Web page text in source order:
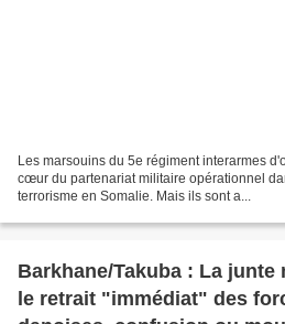
Les marsouins du 5e régiment interarmes
cœur du partenariat militaire opérationnel
terrorisme en Somalie. Mais ils sont a...
Barkhane/Takuba : La junte
le retrait "immédiat" des